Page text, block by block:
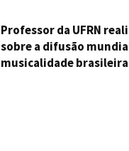
Professor da UFRN
sobre a difusão
musicalidade brasileira